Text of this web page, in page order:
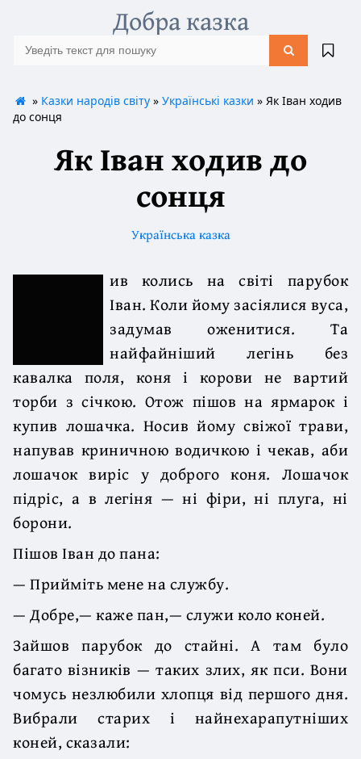
Добра казка
» Казки народів світу» Українські казки » Як Іван ходив
до сонця
Як Іван ходив до
сонця
Українська казка
ив колись на світі парубок
Іван. Коли йому засіялися вуса,
задумав оженитися. Та
найфайніший легінь без
кавалка поля, коня і корови не вартий
торби з січкою. Отож пішов на ярмарок і
купив лошачка. Носив йому свіжої трави,
напував криничною водичкою і чекав, аби
лошачок виріс у доброго коня. Лошачок
підріс, а в легіня — ні фіри, ні плуга, ні
борони.
Пішов Іван до пана:
— Прийміть мене на службу.
— Добре,— каже пан,— служи коло коней.
Зайшов парубок до стайні. А там було
багато візників — таких злих, як пси. Вони
чомусь незлюбили хлопця від першого дня.
Вибрали старих і найнехарапутніших
коней, сказали: